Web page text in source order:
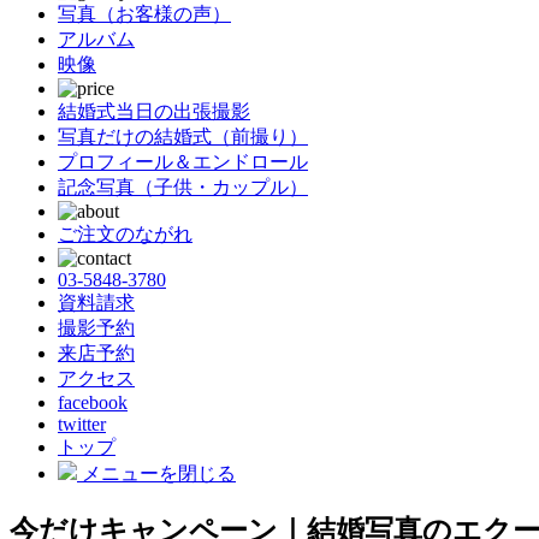
写真（お客様の声）
アルバム
映像
結婚式当日の出張撮影
写真だけの結婚式（前撮り）
プロフィール＆エンドロール
記念写真（子供・カップル）
ご注文のながれ
03-5848-3780
資料請求
撮影予約
来店予約
アクセス
facebook
twitter
トップ
メニューを閉じる
今だけキャンペーン｜結婚写真のエクー